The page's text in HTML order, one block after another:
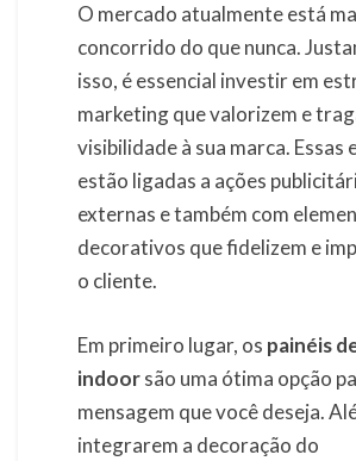
O mercado atualmente está
concorrido do que nunca.
isso, é essencial investir em
marketing que valorizem e
visibilidade à sua marca. Essas
estão ligadas a ações
externas e também com
decorativos que fidelizem e
o cliente.
Em primeiro lugar, os painéis
indoorsão uma ótima opção
mensagem que você deseja.
integrarem a decoração do